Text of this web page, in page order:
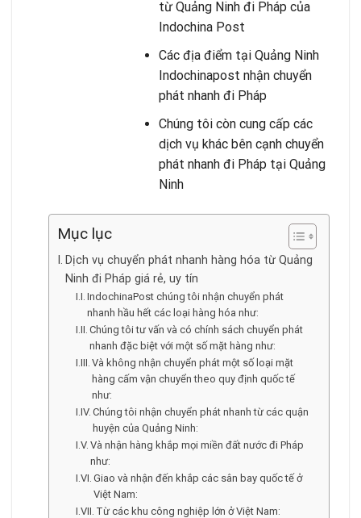
từ Quảng Ninh đi Pháp của
Indochina Post
Các địa điểm tại Quảng Ninh
Indochinapost nhận chuyển
phát nhanh đi Pháp
Chúng tôi còn cung cấp các
dịch vụ khác bên cạnh chuyển
phát nhanh đi Pháp tại Quảng
Ninh
Mục lục
Dịch vụ chuyển phát nhanh hàng hóa từ Quảng
Ninh đi Pháp giá rẻ, uy tín
IndochinaPost chúng tôi nhận chuyển phát
nhanh hầu hết các loại hàng hóa như:
Chúng tôi tư vấn và có chính sách chuyển phát
nhanh đặc biệt với một số mặt hàng như:
Và không nhận chuyển phát một số loại mặt
hàng cấm vận chuyển theo quy định quốc tế
như:
Chúng tôi nhận chuyển phát nhanh từ các quận
huyện của Quảng Ninh:
Và nhận hàng khắp mọi miền đất nước đi Pháp
như:
Giao và nhận đến khắp các sân bay quốc tế ở
Việt Nam:
Từ các khu công nghiệp lớn ở Việt Nam: